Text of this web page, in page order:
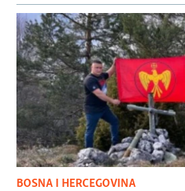
BOSNA I HERCEGOVINA